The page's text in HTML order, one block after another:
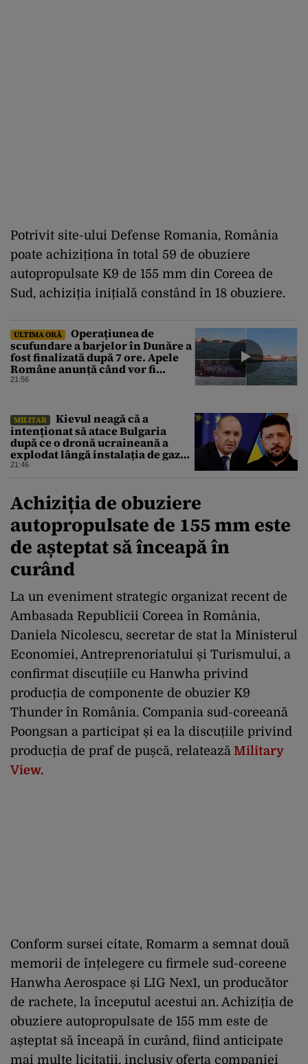
Potrivit site-ului Defense Romania, România
poate achiziționa în total 59 de obuziere
autopropulsate K9 de 155 mm din Coreea de
Sud, achiziția inițială constând în 18 obuziere.
ULTIMA ORĂ
Operațiunea de
scufundare a barjelor în Dunăre a
fost finalizată după 7 ore. Apele
Române anunță când vor fi
simțite efectele
21:56
MILITAR
Kievul neagă că a
intenționat să atace Bulgaria
după ce o dronă ucraineană a
explodat lângă instalația de gaz
de la granița României
21:46
Achiziția de obuziere
autopropulsate de 155 mm este
de așteptat să înceapă în
curând
La un eveniment strategic organizat recent de
Ambasada Republicii Coreea în România,
Daniela Nicolescu, secretar de stat la Ministerul
Economiei, Antreprenoriatului și Turismului, a
confirmat discuțiile cu Hanwha privind
producția de componente de obuzier K9
Thunder în România. Compania sud-coreeană
Poongsan a participat și ea la discuțiile privind
producția de praf de pușcă, relatează Military
View.
Conform sursei citate, Romarm a semnat două
memorii de înțelegere cu firmele sud-coreene
Hanwha Aerospace și LIG Nex1, un producător
de rachete, la începutul acestui an. Achiziția de
obuziere autopropulsate de 155 mm este de
așteptat să înceapă în curând, fiind anticipate
mai multe licitații, inclusiv oferta companiei